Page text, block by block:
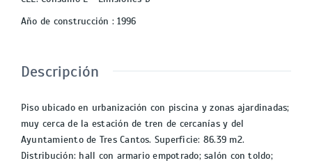
Año de construcción : 1996
Descripción
Piso ubicado en urbanización con piscina y zonas ajardinadas;
muy cerca de la estación de tren de cercanías y del
Ayuntamiento de Tres Cantos. Superficie: 86.39 m2.
Distribución: hall con armario empotrado; salón con toldo;